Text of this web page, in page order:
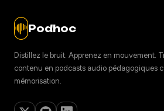
Podhoc
Distillez le bruit. Apprenez en mouvement.
contenu en podcasts audio pédagogiques
mémorisation.